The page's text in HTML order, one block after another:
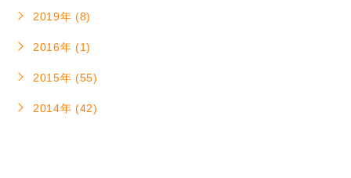
2019年 (8)
2016年 (1)
2015年 (55)
2014年 (42)